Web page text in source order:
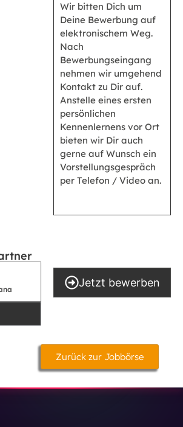
Wir bitten Dich um
Deine Bewerbung auf
elektronischem Weg.
Nach
Bewerbungseingang
nehmen wir umgehend
Kontakt zu Dir auf.
Anstelle eines ersten
persönlichen
Kennenlernens vor Ort
bieten wir Dir auch
gerne auf Wunsch ein
Vorstellungsgespräch
per Telefon / Video an.
Jetzt bewerben
Zurück zur Jobbörse